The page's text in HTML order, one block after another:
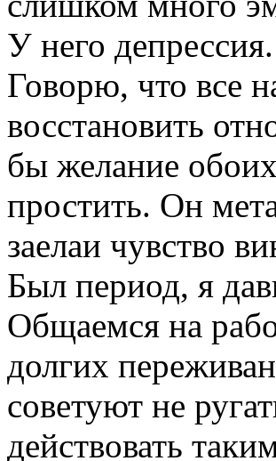
У него
Говорю, что все
восстановить
бы желание
простить. Он
заелаи чувство
Был период, я
Общаемся на
долгих
советуют не
действовать